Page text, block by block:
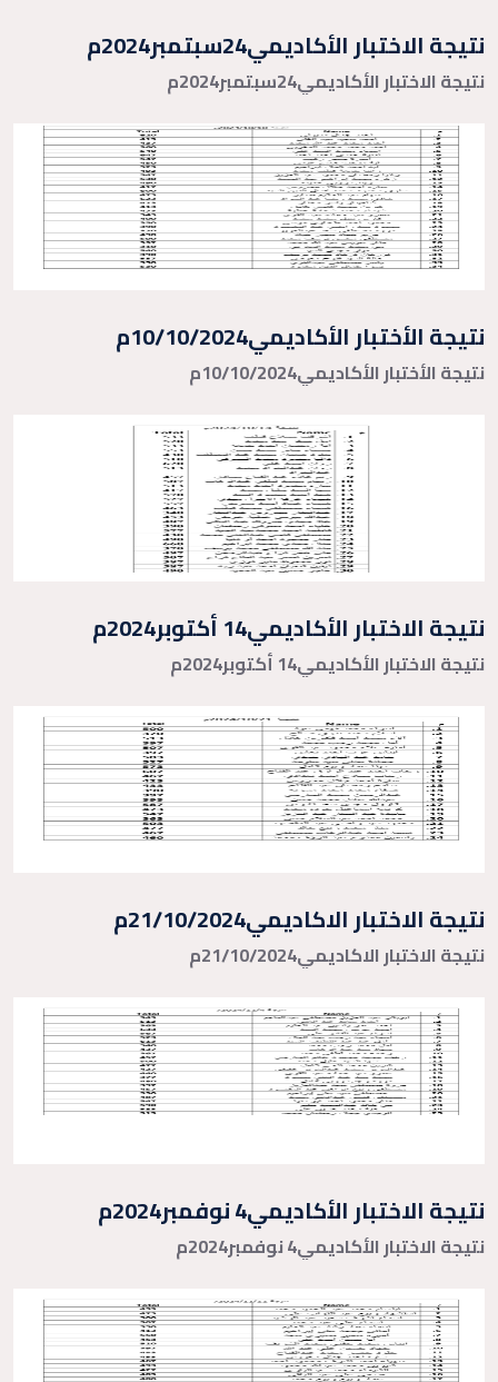
نتيجة الاختبار الأكاديمي24سبتمبر2024م
نتيجة الاختبار الأكاديمي24سبتمبر2024م
نتيجة الأختبار الأكاديمي10/10/2024م
نتيجة الأختبار الأكاديمي10/10/2024م
نتيجة الاختبار الأكاديمي14 أكتوبر2024م
نتيجة الاختبار الأكاديمي14 أكتوبر2024م
نتيجة الاختبار الاكاديمي21/10/2024م
نتيجة الاختبار الاكاديمي21/10/2024م
نتيجة الاختبار الأكاديمي4 نوفمبر2024م
نتيجة الاختبار الأكاديمي4 نوفمبر2024م